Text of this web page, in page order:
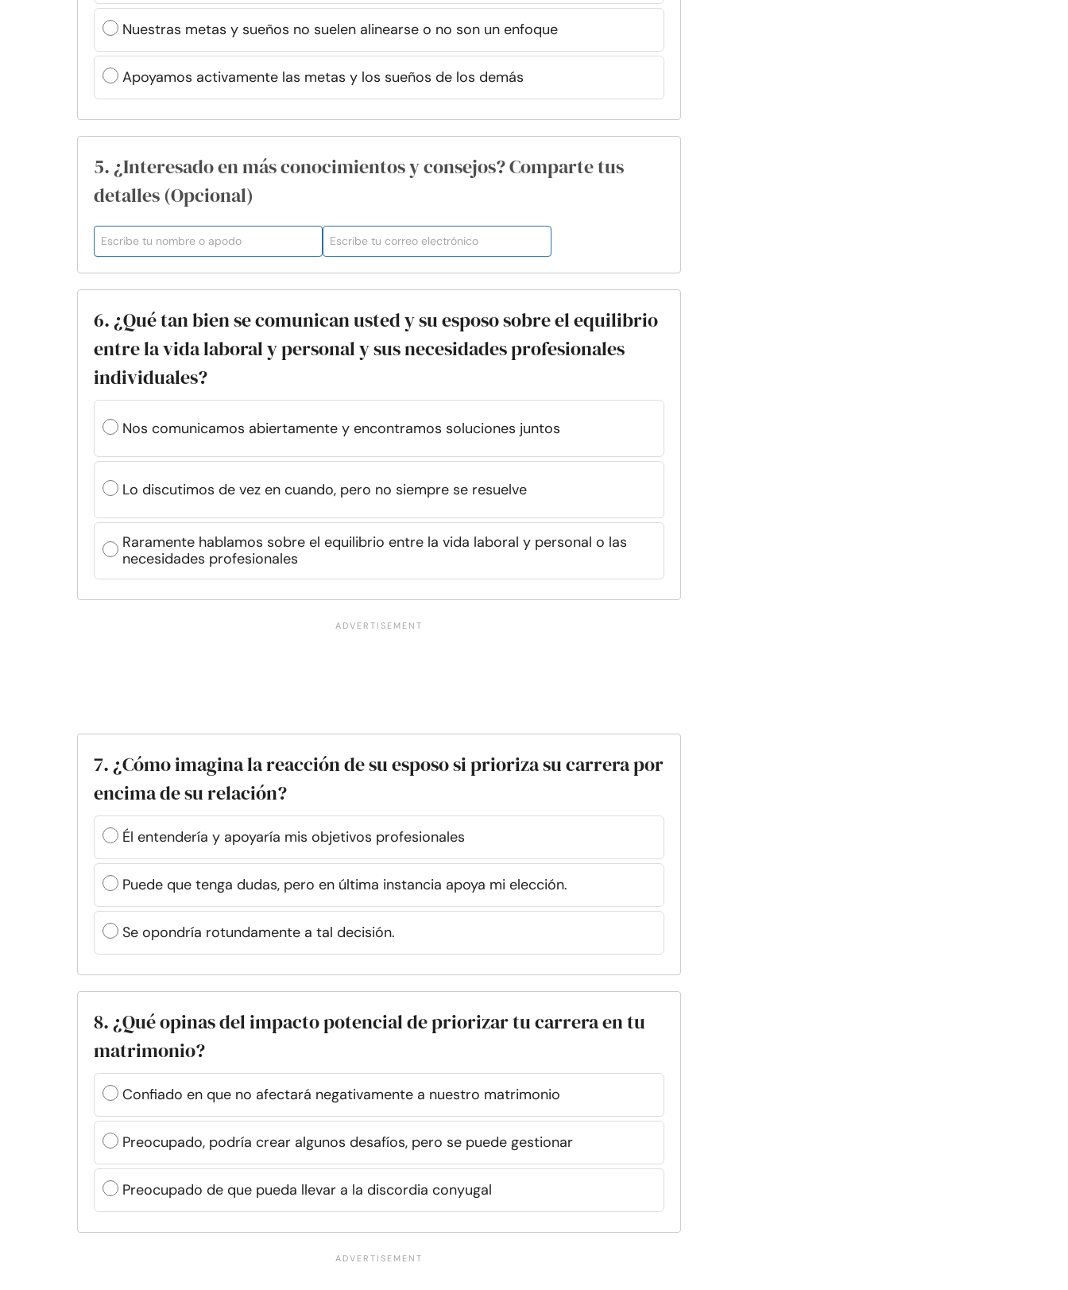
Nuestras metas y sueños no suelen alinearse o no son un enfoque
Apoyamos activamente las metas y los sueños de los demás
5. ¿Interesado en más conocimientos y consejos? Comparte tus
detalles (Opcional)
6. ¿Qué tan bien se comunican usted y su esposo sobre el equilibrio
entre la vida laboral y personal y sus necesidades profesionales
individuales?
Nos comunicamos abiertamente y encontramos soluciones juntos
Lo discutimos de vez en cuando, pero no siempre se resuelve
Raramente hablamos sobre el equilibrio entre la vida laboral y personal o las
necesidades profesionales
7. ¿Cómo imagina la reacción de su esposo si prioriza su carrera por
encima de su relación?
Él entendería y apoyaría mis objetivos profesionales
Puede que tenga dudas, pero en última instancia apoya mi elección.
Se opondría rotundamente a tal decisión.
8. ¿Qué opinas del impacto potencial de priorizar tu carrera en tu
matrimonio?
Confiado en que no afectará negativamente a nuestro matrimonio
Preocupado, podría crear algunos desafíos, pero se puede gestionar
Preocupado de que pueda llevar a la discordia conyugal